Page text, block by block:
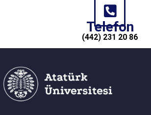
Telefon
(442) 231 20 86